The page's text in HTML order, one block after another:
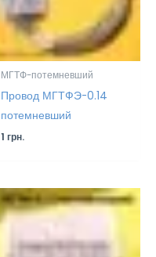
МГТФ-потемневший
Провод МГТФЭ-0.14
потемневший
1грн.